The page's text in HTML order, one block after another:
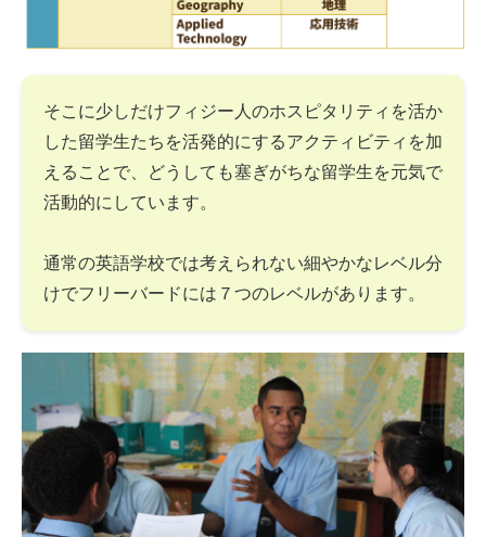
そこに少しだけフィジー人のホスピタリティを活か
した留学生たちを活発的にするアクティビティを加
えることで、どうしても塞ぎがちな留学生を元気で
活動的にしています。
通常の英語学校では考えられない細やかなレベル分
けでフリーバードには７つのレベルがあります。